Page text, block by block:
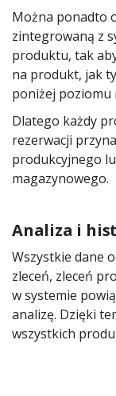
Można ponadto
zintegrowaną z
produktu, tak
na produkt, jak
poniżej poziomu
Dlatego każdy
rezerwacji
produkcyjnego
magazynowego.
Analiza i
Wszystkie dane
zleceń, zleceń
w systemie
analizę. Dzięki
wszystkich